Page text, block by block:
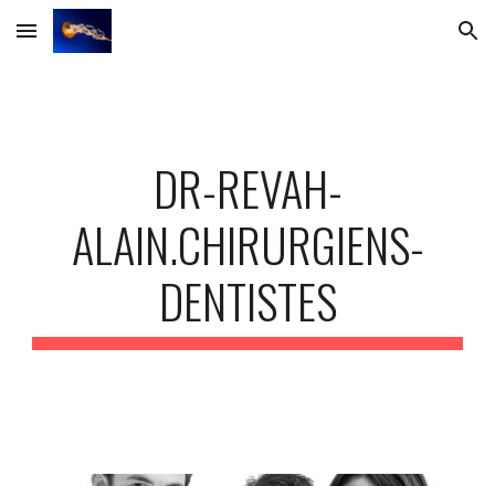
Skip to main content Skip to navigation
DR-REVAH-
ALAIN.CHIRURGIENS-
DENTISTES